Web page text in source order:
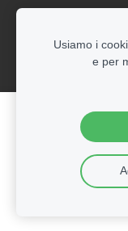
Crea
Mozello.
Facile,
Usiamo i
e per